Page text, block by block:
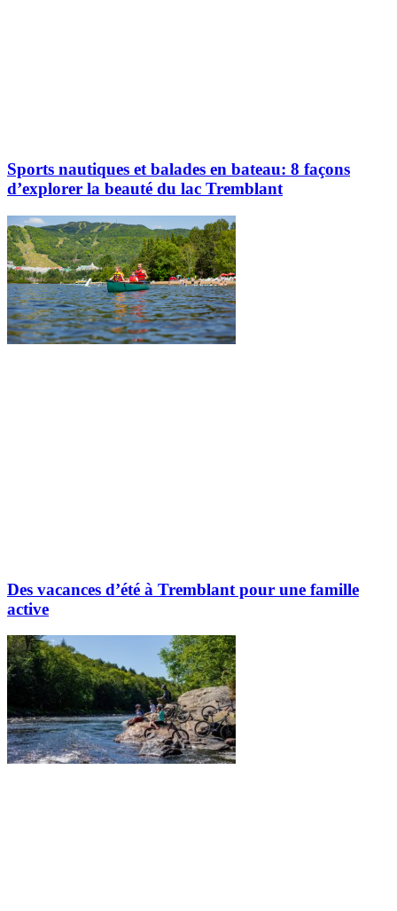
Sports nautiques et balades en bateau: 8 façons
d’explorer la beauté du lac Tremblant
Des vacances d’été à Tremblant pour une famille
active